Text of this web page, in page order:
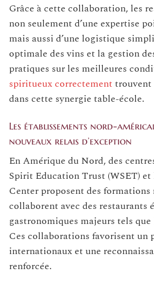
Grâce à cette collaboration, les
non seulement d’une expertise
mais aussi d’une logistique
optimale des vins et la gestion
pratiques sur les meilleures
spiritueux correctement trouvent
dans cette synergie table-école.
Les établissements nord-
nouveaux relais d’exception
En Amérique du Nord, des
Spirit Education Trust (WSET)
Center proposent des formations
collaborent avec des restaurants
gastronomiques majeurs tels
Ces collaborations favorisent un
internationaux et une
renforcée.